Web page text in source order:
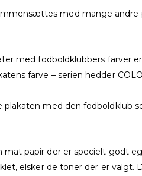
med mange andre
med fodboldklubbers farver
farve – serien hedder
plakaten med den fodboldklub
mat papir der er specielt godt
elsker de toner der er